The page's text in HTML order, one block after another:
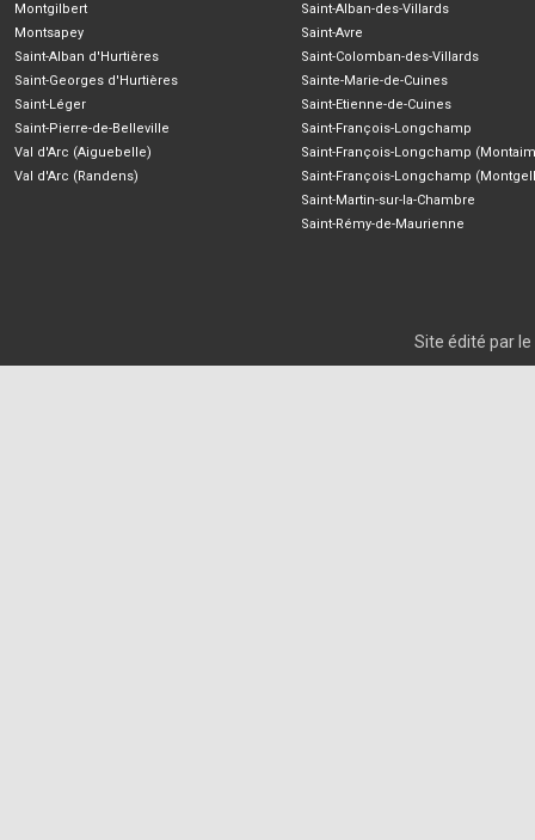
Montgilbert
Montsapey
Saint-Alban d'Hurtières
Saint-Georges d'Hurtières
Saint-Léger
Saint-Pierre-de-Belleville
Val d'Arc (Aiguebelle)
Val d'Arc (Randens)
Saint-Alban-des-Villards
Saint-Avre
Saint-Colomban-des-Villards
Sainte-Marie-de-Cuines
Saint-Etienne-de-Cuines
Saint-François-Longchamp
Saint-François-Longchamp
Saint-François-Longchamp
Saint-Martin-sur-la-Chambre
Saint-Rémy-de-Maurienne
Site édité par